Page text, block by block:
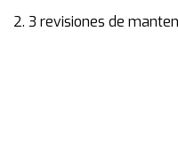
2. 3 revisiones de